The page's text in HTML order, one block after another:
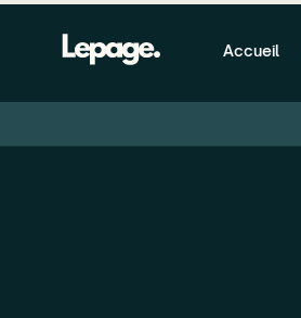
Accueil